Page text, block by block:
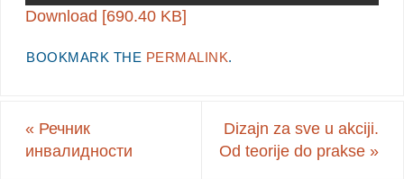
Download [690.40 KB]
BOOKMARK THE PERMALINK.
« Речник
инвалидности
Dizajn za sve u akciji.
Od teorije do prakse »